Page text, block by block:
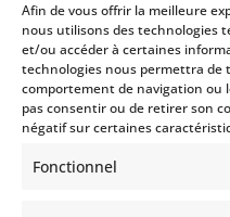
Afin de vous offrir la meilleure
nous utilisons des technologies
et/ou accéder à certaines
technologies nous permettra de
comportement de navigation ou
pas consentir ou de retirer son
négatif sur certaines
Fonctionnel
Si vous
des
que nous
abonnez-vous